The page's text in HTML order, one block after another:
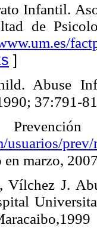
Infantil.
de
]
Abuse
37:791-
usuarios/
marzo,
Vílchez J.